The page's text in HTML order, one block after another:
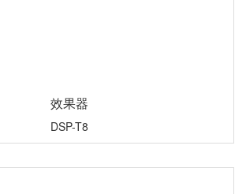
效果器
DSP-T8